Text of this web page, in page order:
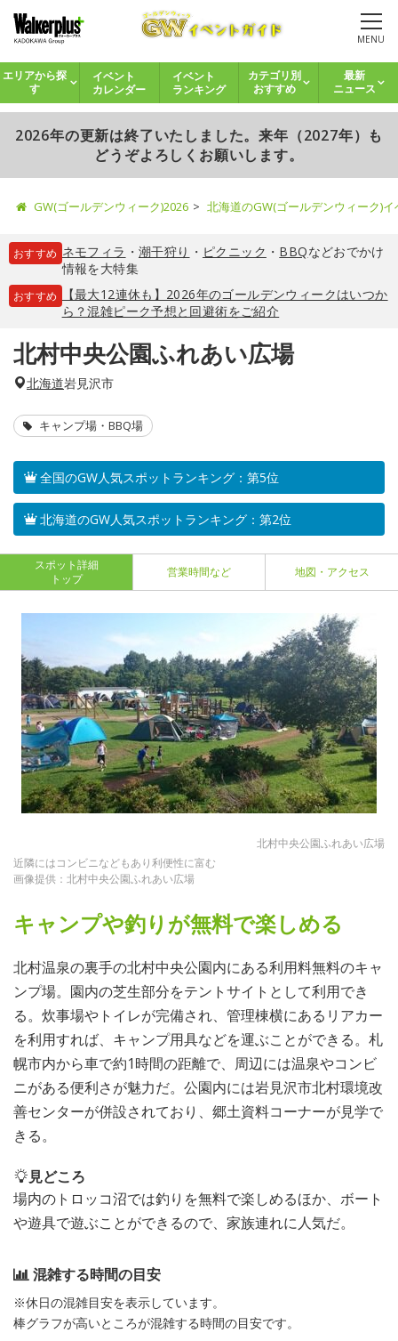
MENU
エリアから探
す
イベント
カレンダー
イベント
ランキング
カテゴリ別
おすすめ
最新
ニュース
2026年の更新は終了いたしました。来年（2027年）も
どうぞよろしくお願いします。
GW(ゴールデンウィーク)2026 北海道のGW(ゴールデンウィーク)
おすすめ ネモフィラ ・ 潮干狩り ・ ピクニック ・ BBQなどおでかけ
情報を大特集
おすすめ
【最大12連休も】2026年のゴールデンウィークはいつか
ら？混雑ピーク予想と回避術をご紹介
北村中央公園ふれあい広場
北海道岩見沢市
キャンプ場・BBQ場
全国のGW人気スポットランキング：第5位
北海道のGW人気スポットランキング：第2位
スポット詳細
トップ
営業時間など 地図・アクセス
北村中央公園ふれあい広場
近隣にはコンビニなどもあり利便性に富む
画像提供：北村中央公園ふれあい広場
キャンプや釣りが無料で楽しめる
北村温泉の裏手の北村中央公園内にある利用料無料のキャ
ンプ場。園内の芝生部分をテントサイトとして利用でき
る。炊事場やトイレが完備され、管理棟横にあるリアカー
を利用すれば、キャンプ用具などを運ぶことができる。札
幌市内から車で約1時間の距離で、周辺には温泉やコンビ
ニがある便利さが魅力だ。公園内には岩見沢市北村環境改
善センターが併設されており、郷土資料コーナーが見学で
きる。
見どころ
場内のトロッコ沼では釣りを無料で楽しめるほか、ボート
や遊具で遊ぶことができるので、家族連れに人気だ。
混雑する時間の目安
※休日の混雑目安を表示しています。
棒グラフが高いところが混雑する時間の目安です。